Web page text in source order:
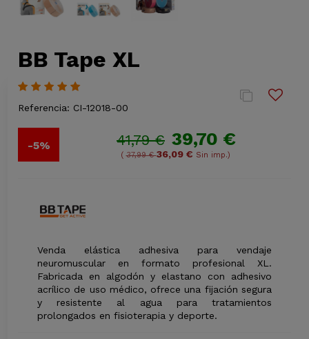
BB Tape XL
Referencia: CI-12018-00
-5% 41,79 € 39,70 €
(37,99 €36,09 € Sin imp.)
Venda elástica adhesiva para vendaje
neuromuscular en formato profesional XL.
Fabricada en algodón y elastano con adhesivo
acrílico de uso médico, ofrece una fijación segura
y resistente al agua para tratamientos
prolongados en fisioterapia y deporte.